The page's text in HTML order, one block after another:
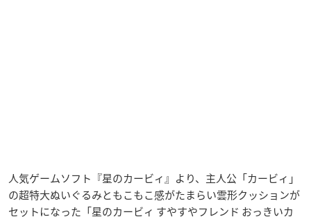
人気ゲームソフト『星のカービィ』より、主人公「カービィ」
の超特大ぬいぐるみともこもこ感がたまらい雲形クッションが
セットになった「星のカービィ すやすやフレンド おっきいカ